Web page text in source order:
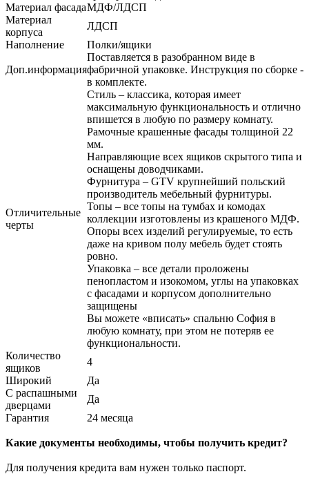
Материал фасадаМДФ/ЛДСП
Материал
корпуса
ЛДСП
Наполнение
Полки/ящики
Доп.информация
Поставляется в разобранном виде в
фабричной упаковке. Инструкция по сборке -
в комплекте.
Отличительные
черты
Стиль – классика, которая имеет
максимальную функциональность и отлично
впишется в любую по размеру комнату.
Рамочные крашенные фасады толщиной 22
мм.
Направляющие всех ящиков скрытого типа и
оснащены доводчиками.
Фурнитура – GTV крупнейший польский
производитель мебельный фурнитуры.
Топы – все топы на тумбах и комодах
коллекции изготовлены из крашеного МДФ.
Опоры всех изделий регулируемые, то есть
даже на кривом полу мебель будет стоять
ровно.
Упаковка – все детали проложены
пенопластом и изокомом, углы на упаковках
с фасадами и корпусом дополнительно
защищены
Вы можете «вписать» спальню София в
любую комнату, при этом не потеряв ее
функциональности.
Количество
ящиков
4
Широкий
Да
С распашными
дверцами
Да
Гарантия
24 месяца
Какие документы необходимы, чтобы получить кредит?
Для получения кредита вам нужен только паспорт.